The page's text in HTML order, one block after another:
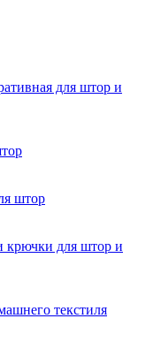
для штор и
штор
крючки для штор и
текстиля